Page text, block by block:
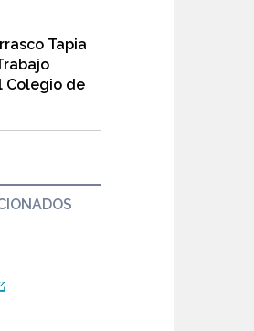
Tapia
Colegio de